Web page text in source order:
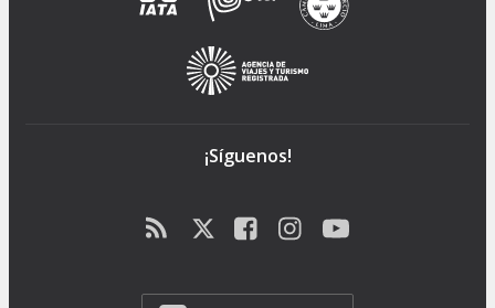
¡Síguenos!